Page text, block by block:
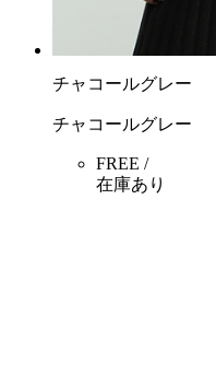
チャコールグレー
チャコールグレー
FREE /
在庫あり